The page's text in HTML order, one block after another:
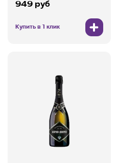
949 руб
Купить в 1 клик